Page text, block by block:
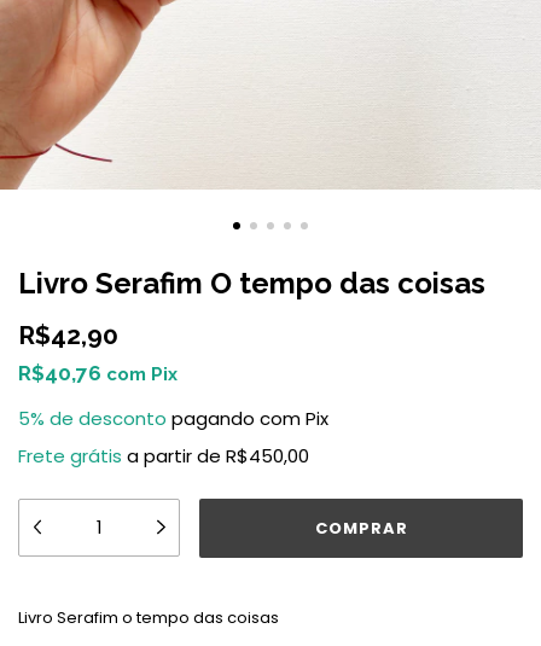
Livro Serafim O tempo das coisas
R$42,90
R$40,76 com Pix
5% de desconto pagando com Pix
Frete grátis a partir de R$450,00
Livro Serafim o tempo das coisas